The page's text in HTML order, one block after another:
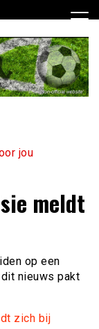
jou
meldt
op een
nieuws pakt
zich bij